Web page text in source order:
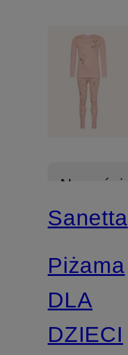
Nowości
Sanetta
Piżama
DLA
DZIECI